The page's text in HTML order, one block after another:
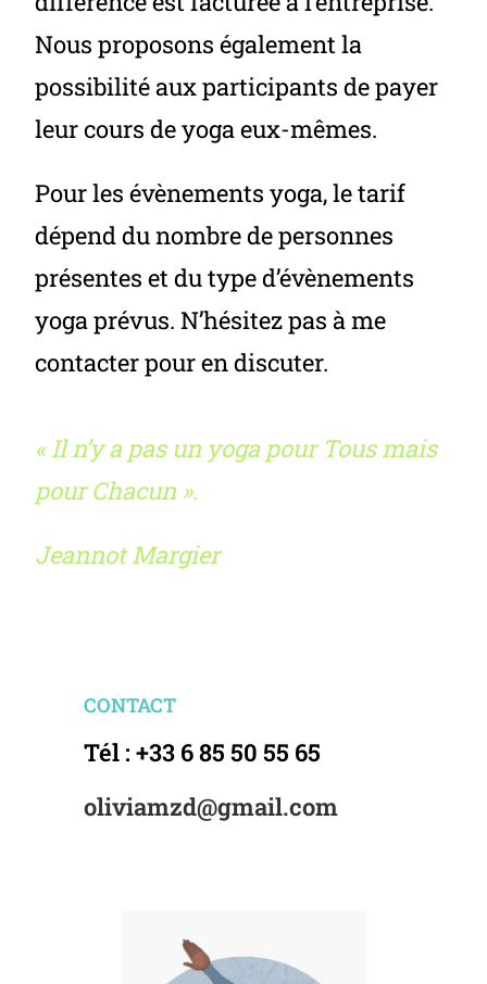
Nous proposons également la
possibilité aux participants de payer
leur cours de yoga eux-mêmes.
Pour les évènements yoga, le tarif
dépend du nombre de personnes
présentes et du type d’évènements
yoga prévus. N’hésitez pas à me
contacter pour en discuter.
« Il n’y a pas un yoga pour Tous mais
pour Chacun ».
Jeannot Margier
CONTACT
Tél : +33 6 85 50 55 65
oliviamzd@gmail.com